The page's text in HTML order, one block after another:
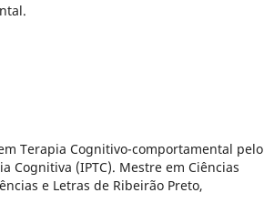
Terapia Cognitivo-comportamental pelo
Cognitiva (IPTC). Mestre em Ciências
e Letras de Ribeirão Preto,